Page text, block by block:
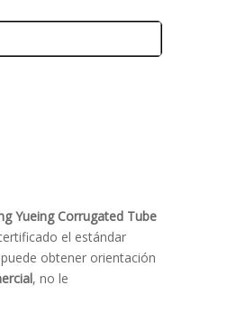
Yueing Corrugated Tube
el estándar
obtener orientación
, no le